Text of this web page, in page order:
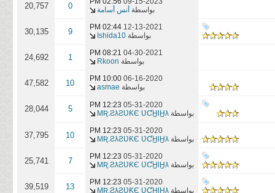
بواسطة أنس أسامة 0
20,757
12-13-2021
02:44 PM
بواسطة Ishida10
9
30,135
04-30-2021
08:21 PM
بواسطة Rkoon
1
24,692
06-16-2020
10:00 PM
بواسطة asmae
10
47,582
05-31-2020
12:23 PM
بواسطة MƦ.ƧƛƧƲƘЄ ƲƇӇƖӇƛ
5
28,044
05-31-2020
12:23 PM
بواسطة MƦ.ƧƛƧƲƘЄ ƲƇӇƖӇƛ
10
37,795
05-31-2020
12:23 PM
بواسطة MƦ.ƧƛƧƲƘЄ ƲƇӇƖӇƛ
7
25,741
05-31-2020
12:23 PM
بواسطة MƦ.ƧƛƧƲƘЄ ƲƇӇƖӇƛ
13
39,519